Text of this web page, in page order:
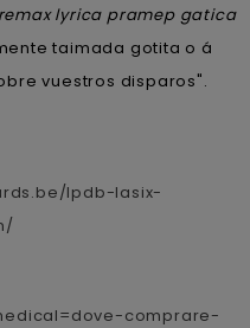
lyrica pramep gatica
taimada gotita o á
vuestros disparos".
lpdb-lasix-
comprare-